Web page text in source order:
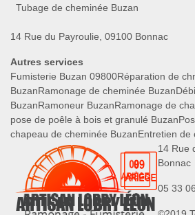
Tubage de cheminée Buzan
14 Rue du Payroulie, 09100 Bonnac
Autres services
Fumisterie Buzan 09800Réparation de
BuzanRamonage de cheminée Buzan
BuzanRamoneur BuzanRamonage de
pose de poêle à bois et granulé Buzan
chapeau de cheminée BuzanEntretien de
14 Rue
Bonnac
05 33